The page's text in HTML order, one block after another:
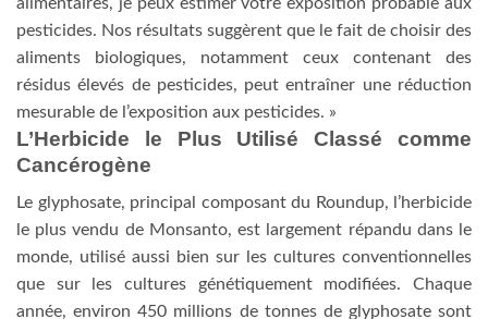
pesticides. Nos résultats suggèrent que le fait de choisir des
aliments biologiques, notamment ceux contenant des
résidus élevés de pesticides, peut entraîner une réduction
mesurable de l’exposition aux pesticides. »
L’Herbicide le Plus Utilisé Classé comme
Cancérogène
Le glyphosate, principal composant du Roundup, l’herbicide
le plus vendu de Monsanto, est largement répandu dans le
monde, utilisé aussi bien sur les cultures conventionnelles
que sur les cultures génétiquement modifiées. Chaque
année, environ 450 millions de tonnes de glyphosate sont